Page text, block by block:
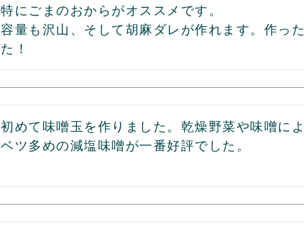
特にごまのおからがオススメです。
容量も沢山、そして胡麻ダレが作れます。作っ
た！
初めて味噌玉を作りました。乾燥野菜や味噌に
ベツ多めの減塩味噌が一番好評でした。